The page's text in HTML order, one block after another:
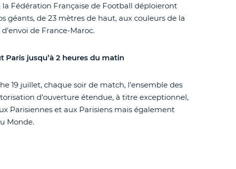
la Fédération Française de Football déploieront
géants, de 23 mètres de haut, aux couleurs de la
de France-Maroc.
Paris jusqu’à 2 heures du matin
19 juillet, chaque soir de match, l’ensemble des
d’ouverture étendue, à titre exceptionnel,
Parisiennes et aux Parisiens mais également
Monde.